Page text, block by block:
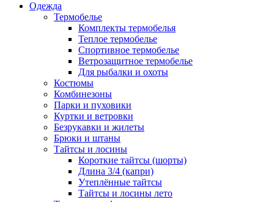
Одежда
Термобелье
Комплекты термобелья
Теплое термобелье
Спортивное термобелье
Ветрозащитное термобелье
Для рыбалки и охоты
Костюмы
Комбинезоны
Парки и пуховики
Куртки и ветровки
Безрукавки и жилеты
Брюки и штаны
Тайтсы и лосины
Короткие тайтсы (шорты)
Длина 3/4 (капри)
Утеплённые тайтсы
Тайтсы и лосины лето